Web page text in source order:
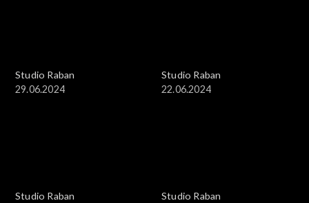
Studio Raban
29.06.2024
Studio Raban
22.06.2024
Studio Raban
Studio Raban